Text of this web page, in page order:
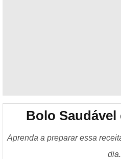
Bolo
Aprenda a preparar essa
dia.